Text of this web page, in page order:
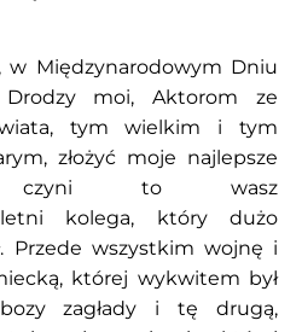
w Międzynarodowym Dniu
moi, Aktorom ze
tym wielkim i tym
złożyć moje najlepsze
czyni to wasz
kolega, który dużo
Przede wszystkim wojnę i
której wykwitem był
zagłady i tę drugą,